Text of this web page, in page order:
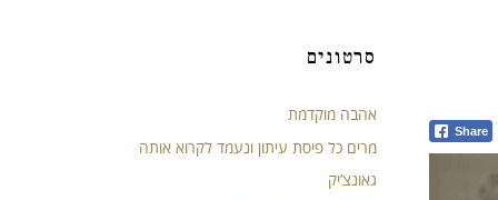
Share
סרטונים
אהבה מוקדמת
מרים כל פיסת עיתון ונעמד לקרוא אותה
גאונצ’יק